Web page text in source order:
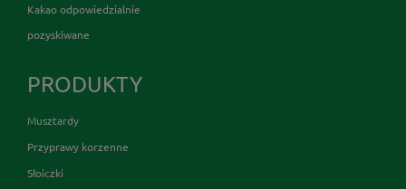
Kakao odpowiedzialnie
pozyskiwane
PRODUKTY
Musztardy
Przyprawy korzenne
Słoiczki